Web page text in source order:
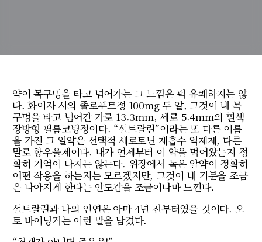
약이 목구멍을 타고 넘어가는 그 느낌은 퍽 유쾌하지는 않
다. 화이자 사의 졸로푸트정 100mg 두 알, 그것이 내 목
구멍을 타고 넘어간 가로 13.3mm, 세로 5.4mm의 흰색
장방형 필름코팅정이다. “설트랄린”이라는 또 다른 이름
을 가진 그 알약은 선택적 세로토닌 재흡수 억제제, 다른
말로 항우울제이다. 내가 언제부터 이 약을 먹어왔는지 정
확히 기억이 나지는 않는다. 위장에서 녹은 알약이 정확히
어떤 작용을 하는지는 모르겠지만, 그것이 내 기분을 조금
은 나아지게 한다는 안도감을 조금이나마 느낀다.
설트랄린과 나의 인연은 아마 4년 전부터였을 것이다. 오
토 바이닝거는 이런 말을 남겼다.